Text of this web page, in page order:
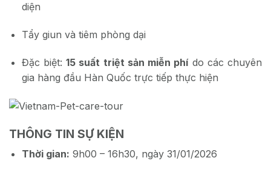
diện
Tẩy giun và tiêm phòng dại
Đặc biệt:15 suất triệt sản miễn phído các chuyên
gia hàng đầu Hàn Quốc trực tiếp thực hiện
THÔNG TIN SỰ KIỆN
Thời gian: 9h00 – 16h30, ngày 31/01/2026